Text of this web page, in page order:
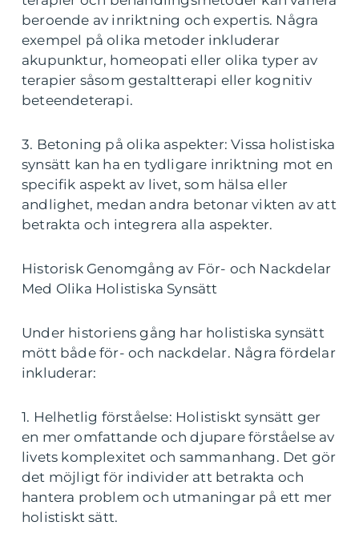
beroende av inriktning och expertis. Några
exempel på olika metoder inkluderar
akupunktur, homeopati eller olika typer av
terapier såsom gestaltterapi eller kognitiv
beteendeterapi.
3. Betoning på olika aspekter: Vissa holistiska
synsätt kan ha en tydligare inriktning mot en
specifik aspekt av livet, som hälsa eller
andlighet, medan andra betonar vikten av att
betrakta och integrera alla aspekter.
Historisk Genomgång av För- och Nackdelar
Med Olika Holistiska Synsätt
Under historiens gång har holistiska synsätt
mött både för- och nackdelar. Några fördelar
inkluderar:
1. Helhetlig förståelse: Holistiskt synsätt ger
en mer omfattande och djupare förståelse av
livets komplexitet och sammanhang. Det gör
det möjligt för individer att betrakta och
hantera problem och utmaningar på ett mer
holistiskt sätt.